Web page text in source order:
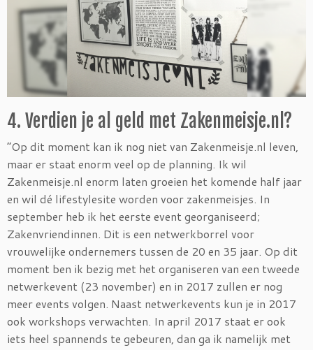
4. Verdien je al geld met Zakenmeisje.nl?
“Op dit moment kan ik nog niet van Zakenmeisje.nl leven,
maar er staat enorm veel op de planning. Ik wil
Zakenmeisje.nl enorm laten groeien het komende half jaar
en wil dé lifestylesite worden voor zakenmeisjes. In
september heb ik het eerste event georganiseerd;
Zakenvriendinnen. Dit is een netwerkborrel voor
vrouwelijke ondernemers tussen de 20 en 35 jaar. Op dit
moment ben ik bezig met het organiseren van een tweede
netwerkevent (23 november) en in 2017 zullen er nog
meer events volgen. Naast netwerkevents kun je in 2017
ook workshops verwachten. In april 2017 staat er ook
iets heel spannends te gebeuren, dan ga ik namelijk met